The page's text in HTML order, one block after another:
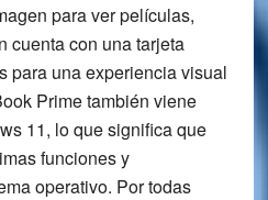
para ver películas,
cuenta con una tarjeta
para una experiencia visual
Prime también viene
11, lo que significa que
funciones y
operativo. Por todas